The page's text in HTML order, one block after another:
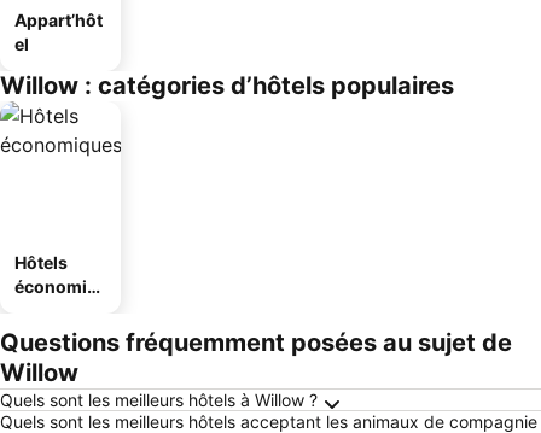
Appart’hôt
el
Willow : catégories d’hôtels populaires
Hôtels
économiq
Questions fréquemment posées au sujet de
Willow
Quels sont les meilleurs hôtels à Willow ?
Quels sont les meilleurs hôtels acceptant les animaux de compagnie